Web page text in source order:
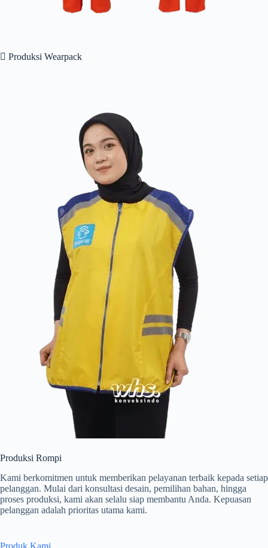
 Produksi Wearpack
Produksi Rompi
Kami berkomitmen untuk memberikan pelayanan terbaik kepada setiap
pelanggan. Mulai dari konsultasi desain, pemilihan bahan, hingga
proses produksi, kami akan selalu siap membantu Anda. Kepuasan
pelanggan adalah prioritas utama kami.
Produk Kami